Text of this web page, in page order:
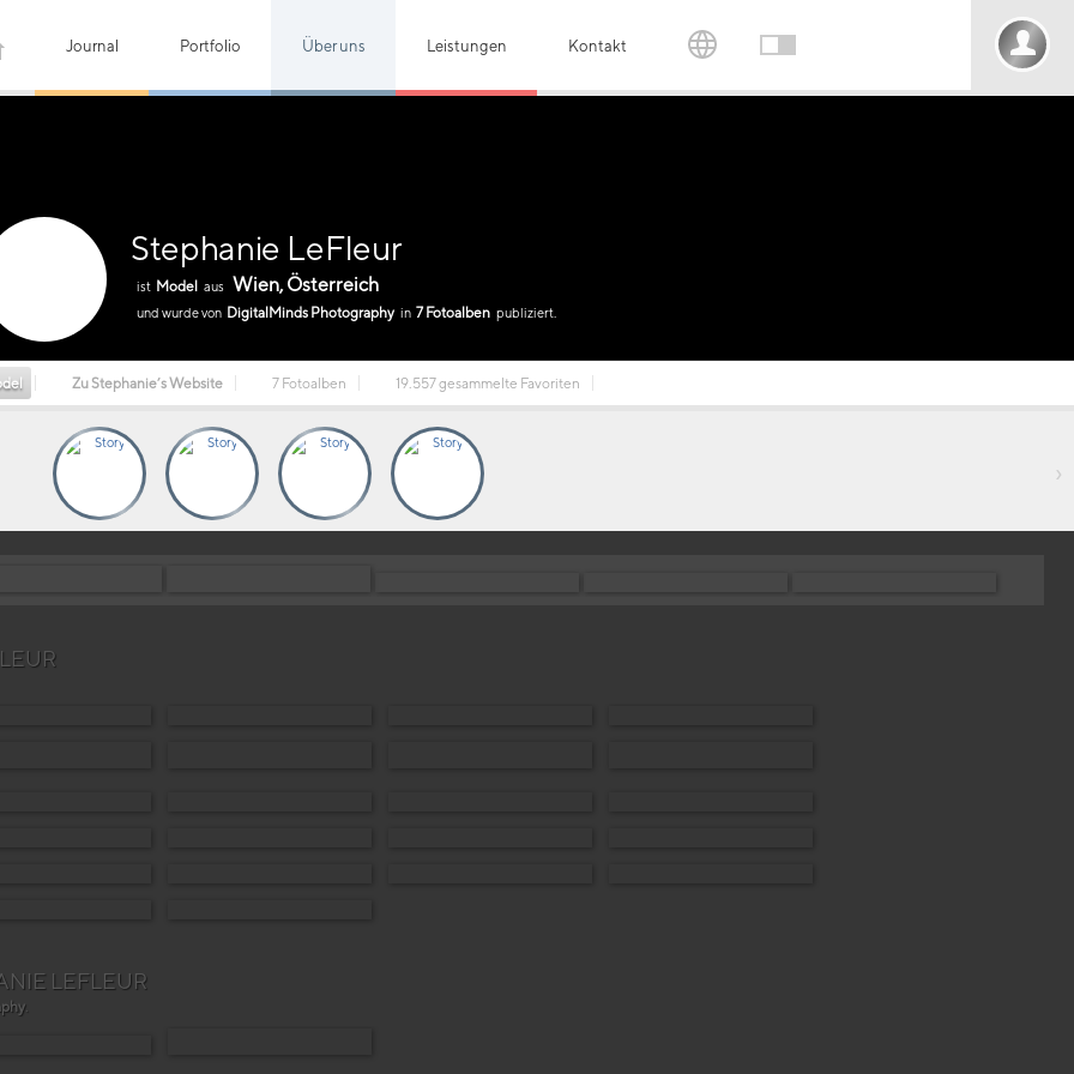
Journal Portfolio Über uns Leistungen Kontakt
Stephanie LeFleur
ist Model aus Wien, Österreich
und wurde von DigitalMinds Photography in 7 Fotoalben publiziert.
Zu Stephanie’s Website 7 Fotoalben 19.557 gesammelte Favoriten
›
LEFLEUR
.